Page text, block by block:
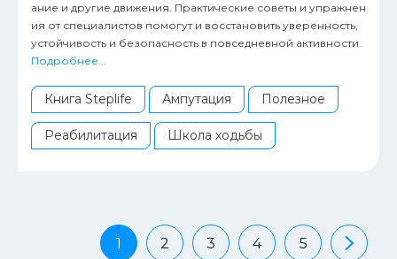
ание и другие движения. Практические советы и упражнен
ия от специалистов помогут и восстановить уверенность,
устойчивость и безопасность в повседневной активности.
Подробнее...
Книга Steplife Ампутация Полезное
Реабилитация Школа ходьбы
1 2 3 4 5